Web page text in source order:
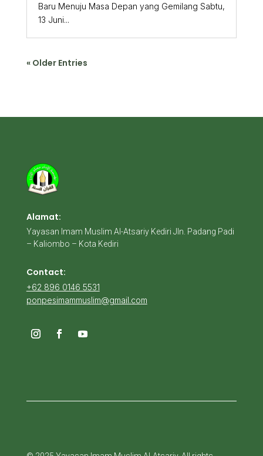
Baru Menuju Masa Depan yang Gemilang Sabtu,
13 Juni...
« Older Entries
Alamat:
Yayasan Imam Muslim Al-Atsariy Kediri Jln. Padang Padi
– Kaliombo – Kota Kediri
Contact:
+62 896 0146 5531
ponpesimammuslim@gmail.com